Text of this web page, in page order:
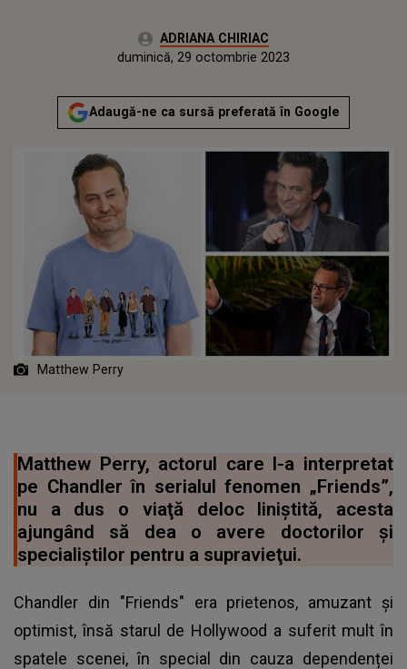
Autor:ADRIANA CHIRIAC
duminică, 29 octombrie 2023
Actualizat:
duminică, 29 octombrie 2023
Adaugă-ne ca sursă preferată în Google
Matthew Perry
Matthew Perry, actorul care l-a interpretat
pe Chandler în serialul fenomen „Friends”,
nu a dus o viaţă deloc liniştită, acesta
ajungând să dea o avere doctorilor şi
specialiştilor pentru a supravieţui.
Chandler din "Friends" era prietenos, amuzant și
optimist, însă starul de Hollywood a suferit mult în
spatele scenei, în special din cauza dependenței